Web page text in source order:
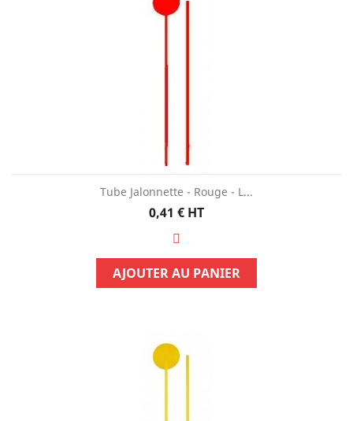
Tube Jalonnette - Rouge - L...
Prix
0,41 € HT
AJOUTER AU PANIER